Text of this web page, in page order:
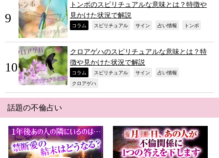
トンボのスピリチュアルな意味とは？特徴や
見かけた状況で解説
コラム スピリチュアル サイン 占い情報 トンボ
クロアゲハのスピリチュアルな意味とは？特
徴や見かけた状況で解説
コラム スピリチュアル サイン 占い情報
クロアゲハ
話題の不倫占い